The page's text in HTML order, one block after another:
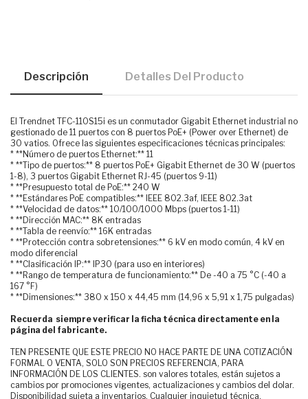
Descripción Detalles Del Producto
El Trendnet TFC-110S15i es un conmutador Gigabit Ethernet industrial no
gestionado de 11 puertos con 8 puertos PoE+ (Power over Ethernet) de
30 vatios. Ofrece las siguientes especificaciones técnicas principales:
* **Número de puertos Ethernet:** 11
* **Tipo de puertos:** 8 puertos PoE+ Gigabit Ethernet de 30 W (puertos
1-8), 3 puertos Gigabit Ethernet RJ-45 (puertos 9-11)
* **Presupuesto total de PoE:** 240 W
* **Estándares PoE compatibles:** IEEE 802.3af, IEEE 802.3at
* **Velocidad de datos:** 10/100/1000 Mbps (puertos 1-11)
* **Dirección MAC:** 8K entradas
* **Tabla de reenvío:** 16K entradas
* **Protección contra sobretensiones:** 6 kV en modo común, 4 kV en
modo diferencial
* **Clasificación IP:** IP30 (para uso en interiores)
* **Rango de temperatura de funcionamiento:** De -40 a 75 °C (-40 a
167 °F)
* **Dimensiones:** 380 x 150 x 44,45 mm (14,96 x 5,91 x 1,75 pulgadas)
Recuerda siempre verificar la ficha técnica directamente en la
página del fabricante.
TEN PRESENTE QUE ESTE PRECIO NO HACE PARTE DE UNA COTIZACIÓN
FORMAL O VENTA, SOLO SON PRECIOS REFERENCIA, PARA
INFORMACIÓN DE LOS CLIENTES. son valores totales, están sujetos a
cambios por promociones vigentes, actualizaciones y cambios del dolar.
Disponibilidad sujeta a inventarios. Cualquier inquietud técnica,